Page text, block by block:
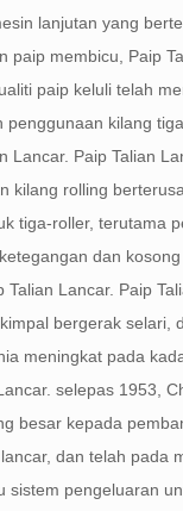
lanjutan yang
paip membicu, Paip
paip keluli telah
penggunaan kilang
Lancar. Paip Talian
kilang rolling
tiga-roller, terutama
dan
Talian Lancar. Paip
bergerak selari,
meningkat pada
selepas 1953,
besar kepada
dan telah pada
sistem pengeluaran